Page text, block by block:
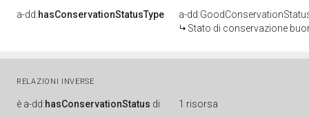
a-dd:hasConservationStatusType
a-
Stato di conservazione
RELAZIONI INVERSE
è a-dd:hasConservationStatus di 1 risorsa